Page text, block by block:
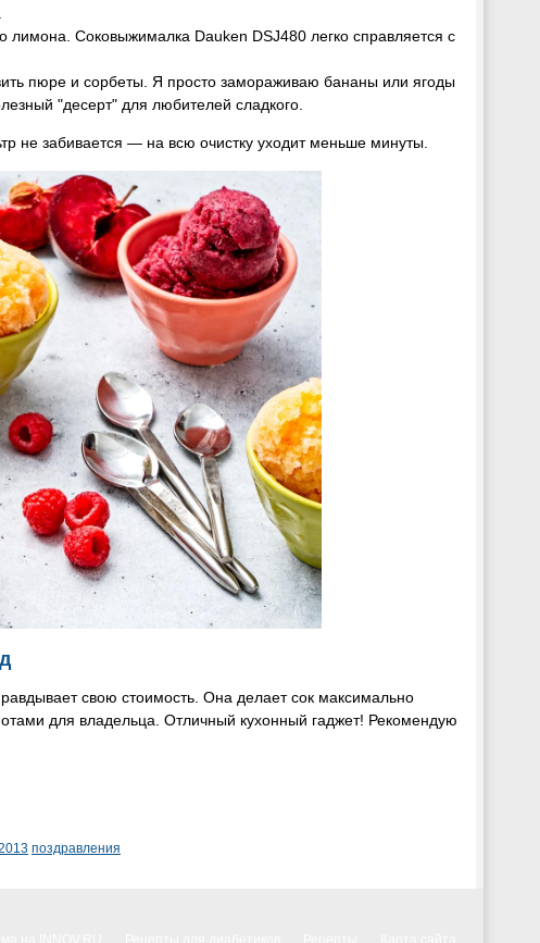
лимона. Соковыжималка Dauken DSJ480 легко справляется с
пюре и сорбеты. Я просто замораживаю бананы или ягоды
"десерт" для любителей сладкого.
не забивается — на всю очистку уходит меньше минуты.
свою стоимость. Она делает сок максимально
для владельца. Отличный кухонный гаджет! Рекомендую
поздравления